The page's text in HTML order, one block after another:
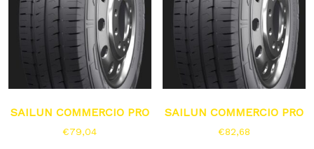
SAILUN COMMERCIO PRO
€79,04
SAILUN COMMERCIO PRO
€82,68